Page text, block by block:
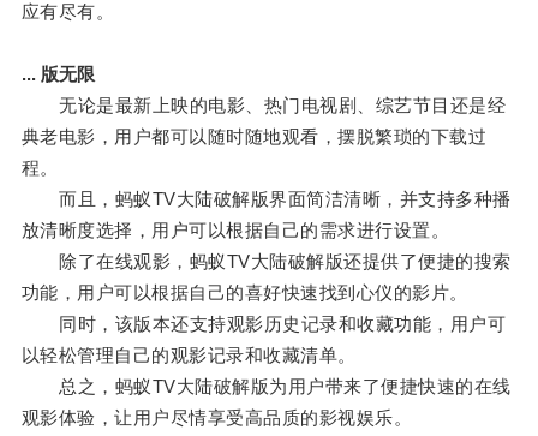
应有尽有。
... 版无限
无论是最新上映的电影、热门电视剧、综艺节目还是经
典老电影，用户都可以随时随地观看，摆脱繁琐的下载过
程。
而且，蚂蚁TV大陆破解版界面简洁清晰，并支持多种播
放清晰度选择，用户可以根据自己的需求进行设置。
除了在线观影，蚂蚁TV大陆破解版还提供了便捷的搜索
功能，用户可以根据自己的喜好快速找到心仪的影片。
同时，该版本还支持观影历史记录和收藏功能，用户可
以轻松管理自己的观影记录和收藏清单。
总之，蚂蚁TV大陆破解版为用户带来了便捷快速的在线
观影体验，让用户尽情享受高品质的影视娱乐。